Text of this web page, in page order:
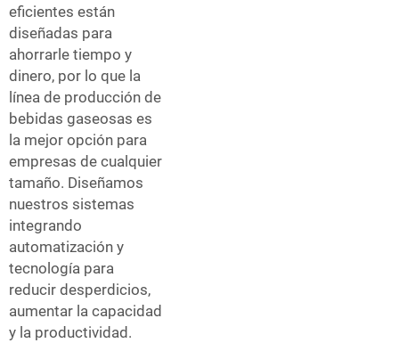
eficientes están
diseñadas para
ahorrarle tiempo y
dinero, por lo que la
línea de producción de
bebidas gaseosas es
la mejor opción para
empresas de cualquier
tamaño. Diseñamos
nuestros sistemas
integrando
automatización y
tecnología para
reducir desperdicios,
aumentar la capacidad
y la productividad.